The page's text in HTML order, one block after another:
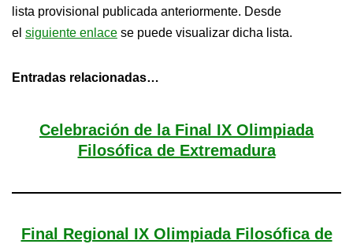
lista provisional publicada anteriormente. Desde
el siguiente enlace se puede visualizar dicha lista.
Entradas relacionadas…
Celebración de la Final IX Olimpiada
Filosófica de Extremadura
Final Regional IX Olimpiada Filosófica de